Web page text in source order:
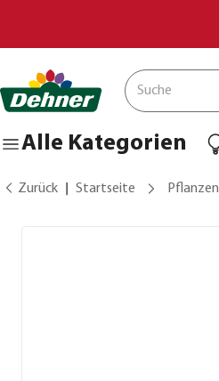
Alle Kategorien
Zurück Startseite Pflanzen